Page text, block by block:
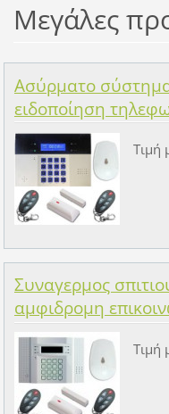
Μεγάλες
Ασύρματο
ειδοποίηση
Τιμή
Συναγερμος
αμφιδρομη
Τιμή